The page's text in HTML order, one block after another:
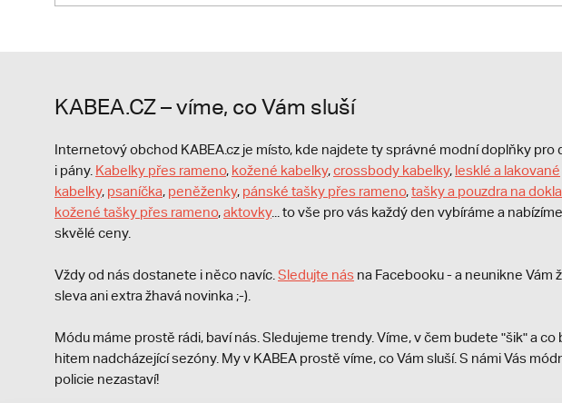
KABEA.CZ – víme, co Vám sluší
Internetový obchod KABEA.cz je místo, kde najdete ty správné modní doplňky pro
i pány. Kabelky přes rameno, kožené kabelky,crossbody kabelky, lesklé a lakované
kabelky, psaníčka, peněženky, pánské tašky přes rameno,tašky a pouzdra na
kožené tašky přes rameno,aktovky... to vše pro vás každý den vybíráme a
skvělé ceny.
Vždy od nás dostanete i něco navíc. Sledujte nás na Facebooku - a neunikne Vám
sleva ani extra žhavá novinka ;-).
Módu máme prostě rádi, baví nás. Sledujeme trendy. Víme, v čem budete "šik" a co
hitem nadcházející sezóny. My v KABEA prostě víme, co Vám sluší. S námi Vás
policie nezastaví!